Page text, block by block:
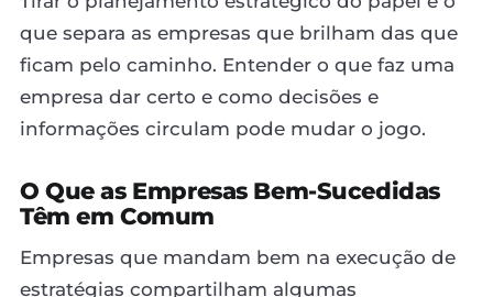
que separa as empresas que brilham das que
ficam pelo caminho. Entender o que faz uma
empresa dar certo e como decisões e
informações circulam pode mudar o jogo.
O Que as Empresas Bem-Sucedidas
Têm em Comum
Empresas que mandam bem na execução de
estratégias compartilham algumas